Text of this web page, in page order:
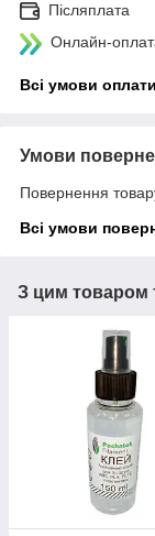
Післяплата
Онлайн-
Всі умови оплати
Умови
Повернення
Всі умови
З цим товаром